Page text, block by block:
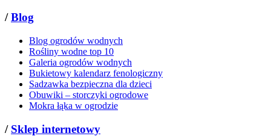
/Blog
Blog ogrodów wodnych
Rośliny wodne top 10
Galeria ogrodów wodnych
Bukietowy kalendarz fenologiczny
Sadzawka bezpieczna dla dzieci
Obuwiki – storczyki ogrodowe
Mokra łąka w ogrodzie
/ Sklep internetowy